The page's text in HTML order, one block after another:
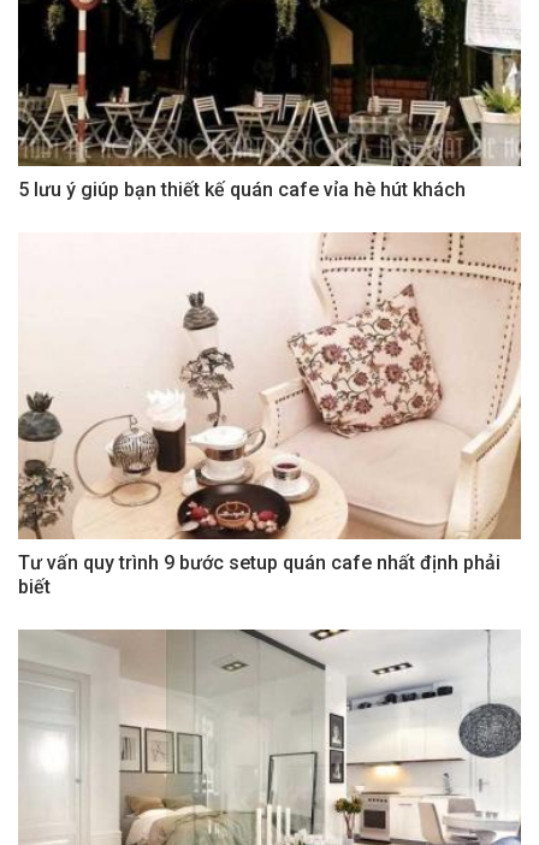
5 lưu ý giúp bạn thiết kế quán cafe vỉa hè hút khách
Tư vấn quy trình 9 bước setup quán cafe nhất định phải
biết